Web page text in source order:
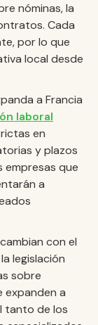
nóminas, la
Cada
por lo que
local desde
a Francia
laboral
en
y plazos
empresas que
a
con el
legislación
sobre
expanden a
tanto de los